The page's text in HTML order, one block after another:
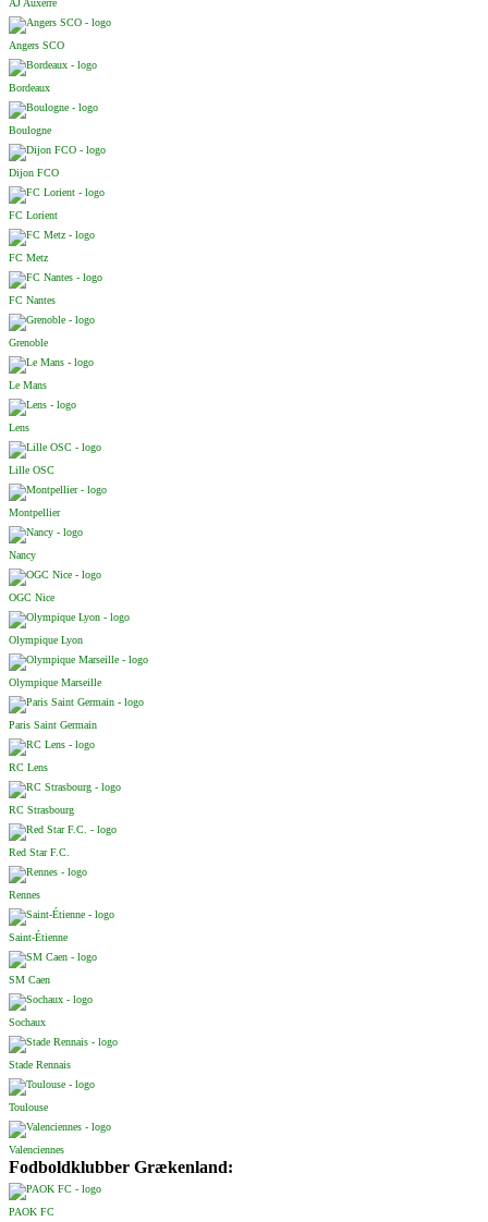
AJ Auxerre
Angers SCO
Bordeaux
Boulogne
Dijon FCO
FC Lorient
FC Metz
FC Nantes
Grenoble
Le Mans
Lens
Lille OSC
Montpellier
Nancy
OGC Nice
Olympique Lyon
Olympique Marseille
Paris Saint Germain
RC Lens
RC Strasbourg
Red Star F.C.
Rennes
Saint-Étienne
SM Caen
Sochaux
Stade Rennais
Toulouse
Valenciennes
Fodboldklubber Grækenland:
PAOK FC